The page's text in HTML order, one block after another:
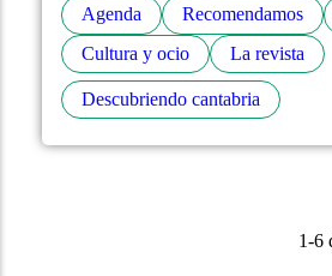
Agenda
Recomendamos
Cultura y ocio
La revista
Descubriendo cantabria
1-6